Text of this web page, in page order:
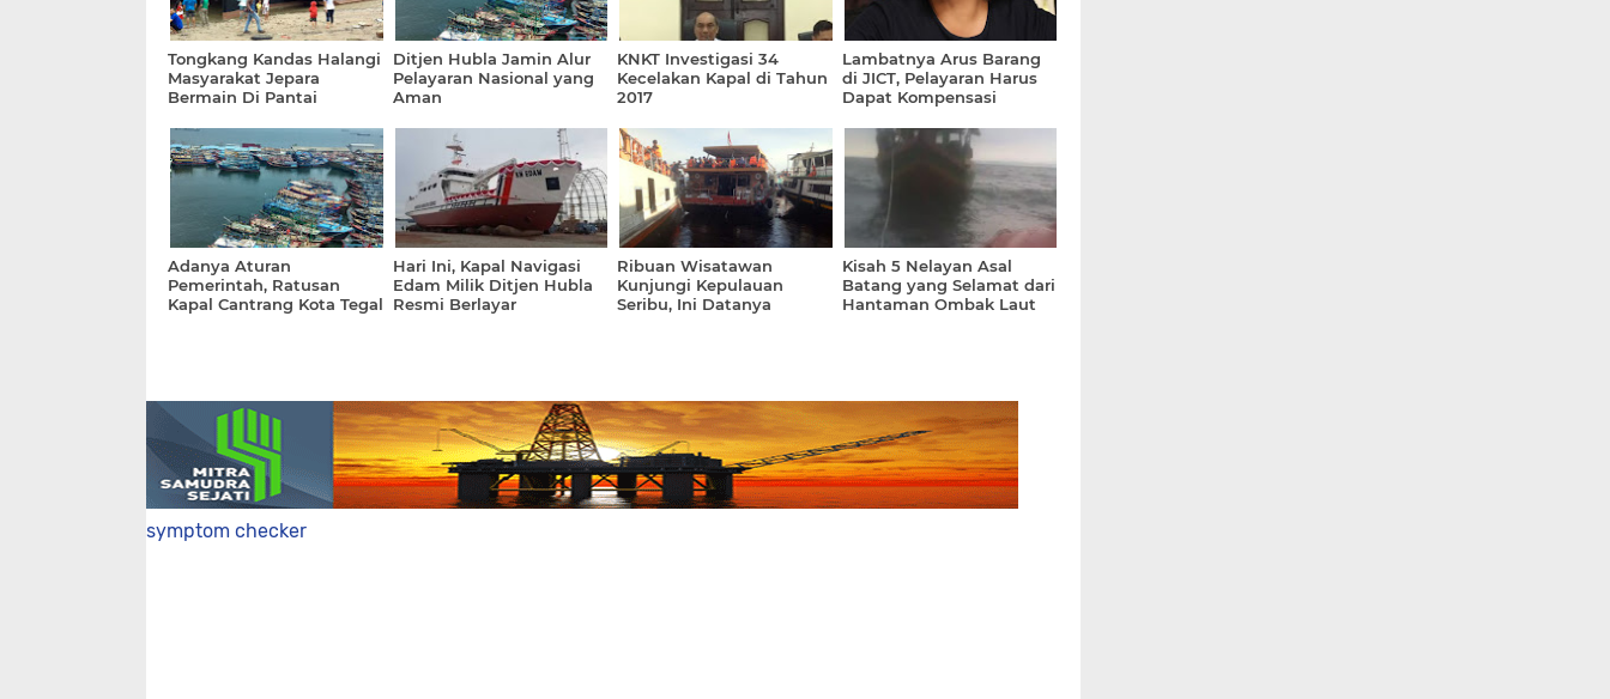
Tongkang Kandas Halangi
Masyarakat Jepara
Bermain Di Pantai
Ditjen Hubla Jamin Alur
Pelayaran Nasional yang
Aman
KNKT Investigasi 34
Kecelakan Kapal di Tahun
2017
Lambatnya Arus Barang
di JICT, Pelayaran Harus
Dapat Kompensasi
Adanya Aturan
Pemerintah, Ratusan
Kapal Cantrang Kota Tegal
Hari Ini, Kapal Navigasi
Edam Milik Ditjen Hubla
Resmi Berlayar
Ribuan Wisatawan
Kunjungi Kepulauan
Seribu, Ini Datanya
Kisah 5 Nelayan Asal
Batang yang Selamat dari
Hantaman Ombak Laut
symptom checker